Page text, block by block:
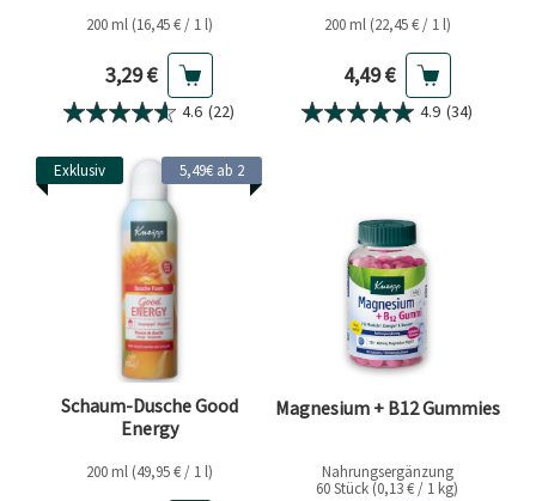
200 ml (16,45 € / 1 l)
Aktueller Preis
3,29 €
4.6 (22)
200 ml (22,45 € / 1 l)
Aktueller Preis
4,49 €
4.9 (34)
5,49€ ab 2
Exklusiv
Schaum-Dusche Good
Energy
200 ml (49,95 € / 1 l)
Magnesium + B12 Gummies
Nahrungsergänzung
60 Stück (0,13 € / 1 kg)